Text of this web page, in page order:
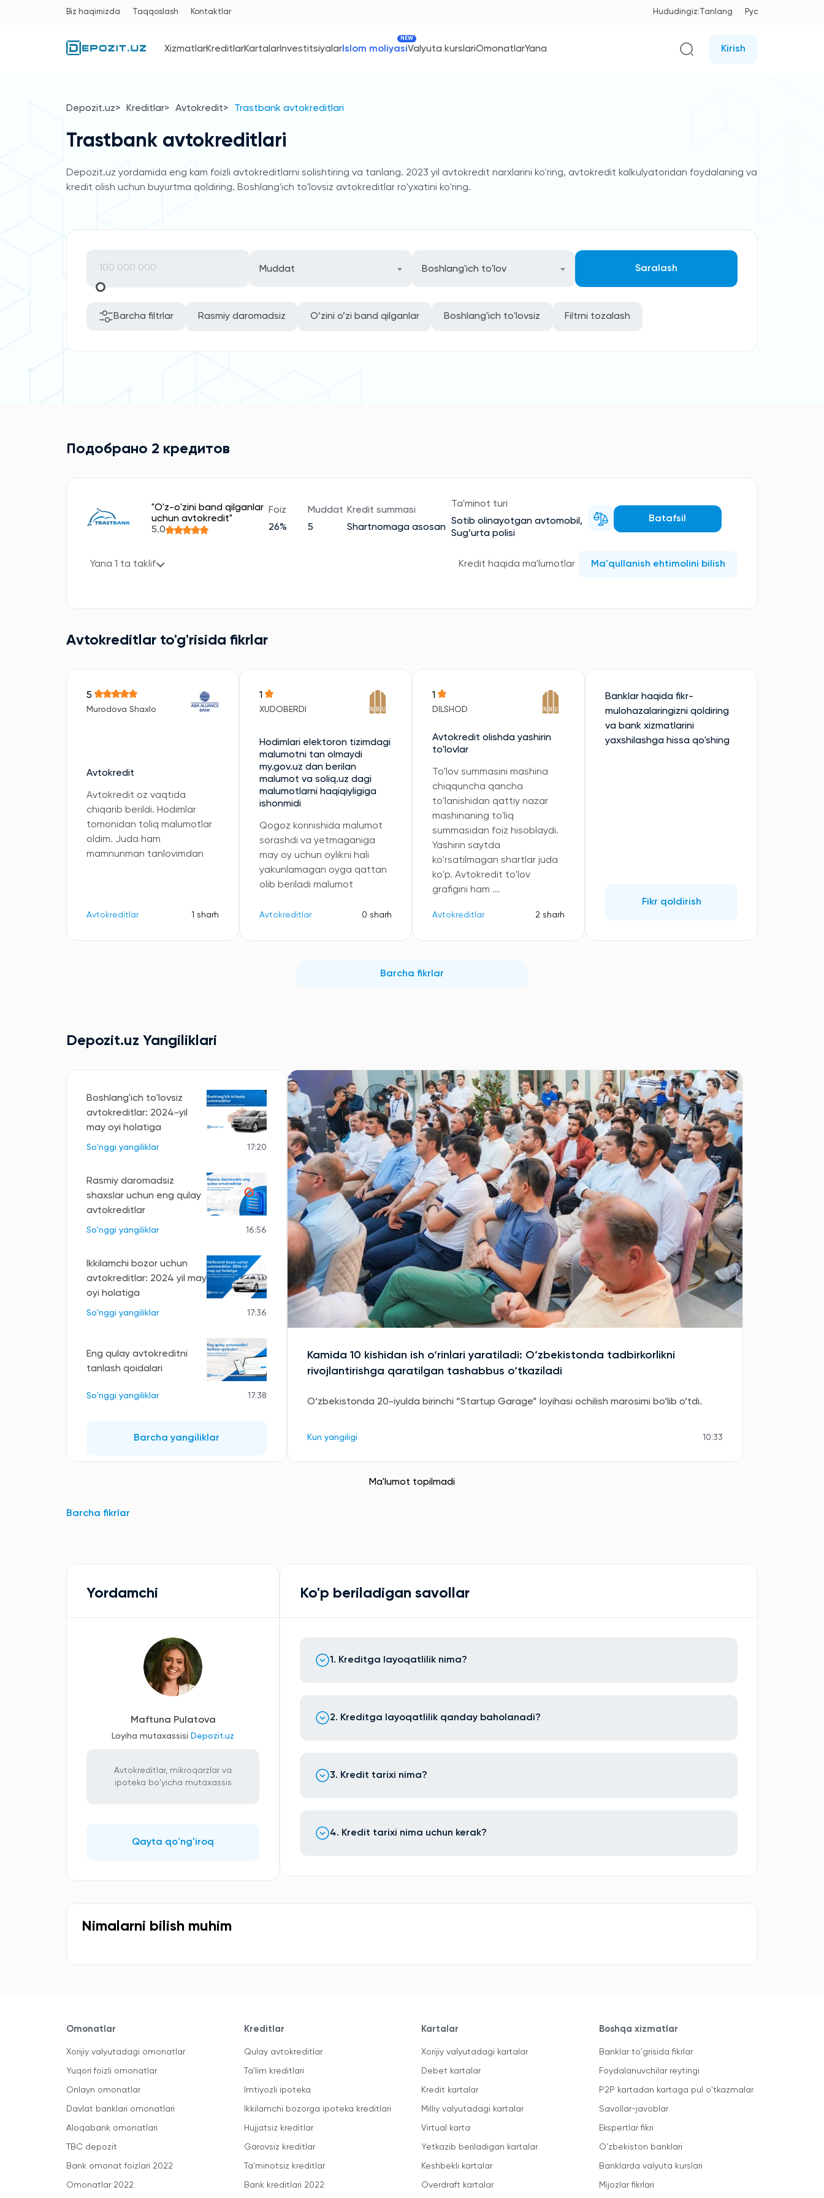
Biz haqimizda Taqqoslash Kontaktlar Hududingiz:Tanlang Рус
XizmatlarKreditlarKartalarInvestitsiyalarIslom moliyasi
NEW
Valyuta kurslariOmonatlarYana Kirish
Depozit.uz Kreditlar Avtokredit Trastbank avtokreditlari
Trastbank avtokreditlari
Depozit.uz yordamida eng kam foizli avtokreditlarni solishtiring va tanlang. 2023 yil avtokredit narxlarini ko'ring, avtokredit kalkulyatoridan foydalaning va
kredit olish uchun buyurtma qoldiring. Boshlang'ich to'lovsiz avtokreditlar ro'yxatini ko'ring.
Muddat Boshlang'ich to'lov Saralash
Barcha filtrlar Rasmiy daromadsiz O’zini o’zi band qilganlar Boshlang'ich to'lovsiz Filtrni tozalash
Подобрано 2 кредитов
"O'z-o'zini band qilganlar
uchun avtokredit"
5.0
Foiz
26%
Muddat
5
Kredit summasi
Shartnomaga asosan
Ta'minot turi
Sotib olinayotgan avtomobil,
Sug’urta polisi
Batafsil
Yana 1 ta taklif Kredit haqida ma'lumotlar Ma'qullanish ehtimolini bilish
Avtokreditlar to'g'risida fikrlar
5
Murodova Shaxlo
Avtokredit
Avtokredit oz vaqtida
chiqarib berildi. Hodimlar
tomonidan toliq malumotlar
oldim. Juda ham
mamnunman tanlovimdan
Avtokreditlar 1 sharh
1
XUDOBERDI
Hodimlari elektoron tizimdagi
malumotni tan olmaydi
my.gov.uz dan berilan
malumot va soliq.uz dagi
malumotlarni haqiqiyligiga
ishonmidi
Qogoz korinishida malumot
sorashdi va yetmaganiga
may oy uchun oylikni hali
yakunlamagan oyga qattan
olib beriladi malumot
Avtokreditlar 0 sharh
1
DILSHOD
Avtokredit olishda yashirin
to'lovlar
To'lov summasini mashina
chiqquncha qancha
to'lanishidan qattiy nazar
mashinaning to'liq
summasidan foiz hisoblaydi.
Yashirin saytda
ko'rsatilmagan shartlar juda
ko'p. Avtokredit to'lov
grafigini ham ...
Avtokreditlar 2 sharh
Banklar haqida fikr-
mulohazalaringizni qoldiring
va bank xizmatlarini
yaxshilashga hissa qo'shing
Fikr qoldirish
Barcha fikrlar
Depozit.uz Yangiliklari
Boshlang'ich to'lovsiz
avtokreditlar: 2024-yil
may oyi holatiga
So'nggi yangiliklar 17:20
Rasmiy daromadsiz
shaxslar uchun eng qulay
avtokreditlar
So'nggi yangiliklar 16:56
Ikkilamchi bozor uchun
avtokreditlar: 2024 yil may
oyi holatiga
So'nggi yangiliklar 17:36
Eng qulay avtokreditni
tanlash qoidalari
So'nggi yangiliklar 17:38
Barcha yangiliklar
Kamida 10 kishidan ish o‘rinlari yaratiladi: O‘zbekistonda tadbirkorlikni
rivojlantirishga qaratilgan tashabbus o‘tkaziladi
O‘zbekistonda 20-iyulda birinchi “Startup Garage” loyihasi ochilish marosimi bo‘lib o‘tdi.
Kun yangiligi 10:33
Ma'lumot topilmadi
Barcha fikrlar
Yordamchi
Maftuna Pulatova
Loyiha mutaxassisi Depozit.uz
Avtokreditlar, mikroqarzlar va
ipoteka bo'yicha mutaxassis
Qayta qo'ng'iroq
Ko'p beriladigan savollar
1. Kreditga layoqatlilik nima?
2. Kreditga layoqatlilik qanday baholanadi?
3. Kredit tarixi nima?
4. Kredit tarixi nima uchun kerak?
Nimalarni bilish muhim
Omonatlar
Xorijiy valyutadagi omonatlar
Yuqori foizli omonatlar
Onlayn omonatlar
Davlat banklari omonatlari
Aloqabank omonatlari
TBC depozit
Bank omonat foizlari 2022
Omonatlar 2022
Kreditlar
Qulay avtokreditlar
Ta'lim kreditlari
Imtiyozli ipoteka
Ikkilamchi bozorga ipoteka kreditlari
Hujjatsiz kreditlar
Garovsiz kreditlar
Ta'minotsiz kreditlar
Bank kreditlari 2022
Kartalar
Xorijiy valyutadagi kartalar
Debet kartalar
Kredit kartalar
Milliy valyutadagi kartalar
Virtual karta
Yetkazib beriladigan kartalar
Keshbekli kartalar
Overdraft kartalar
Boshqa xizmatlar
Banklar to'grisida fikrlar
Foydalanuvchilar reytingi
P2P kartadan kartaga pul o'tkazmalar
Savollar-javoblar
Ekspertlar fikri
O'zbekiston banklari
Banklarda valyuta kurslari
Mijozlar fikrlari